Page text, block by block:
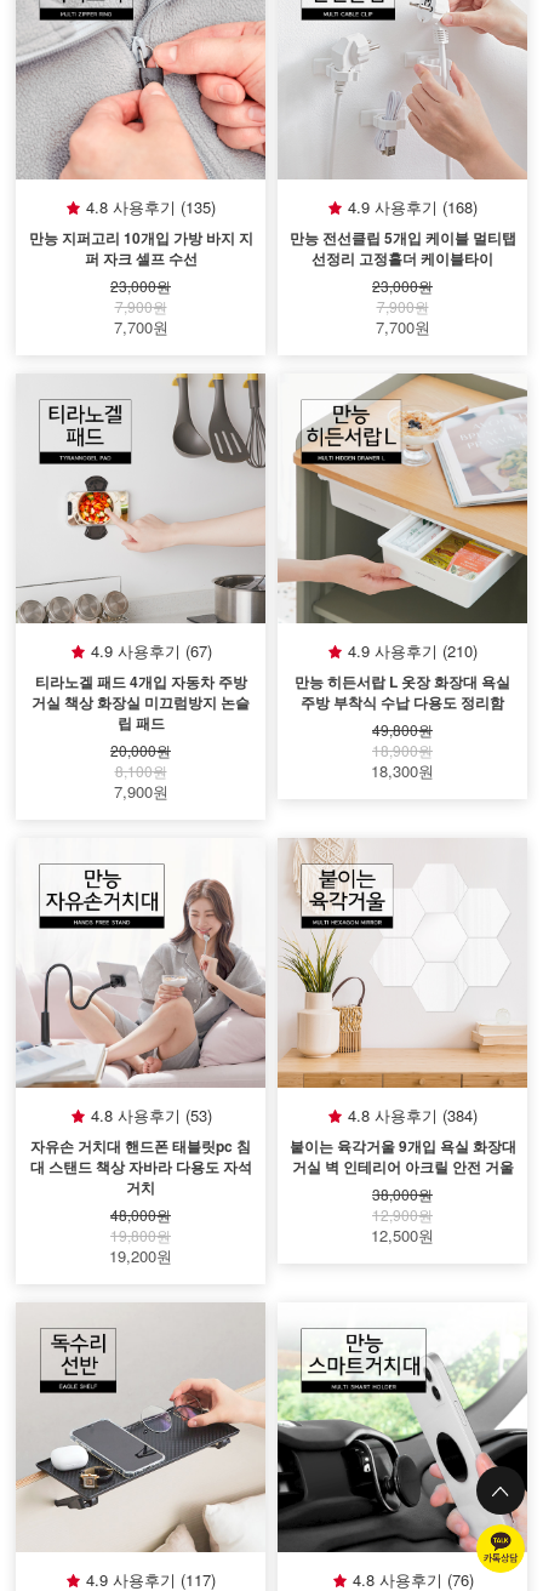
4.8 사용후기 (135)
만능 지퍼고리 10개입 가방 바지 지
퍼 자크 셀프 수선
23,000원
7,900원
7,700원
4.9 사용후기 (168)
만능 전선클립 5개입 케이블 멀티탭
선정리 고정홀더 케이블타이
23,000원
7,900원
7,700원
4.9 사용후기 (67)
티라노겔 패드 4개입 자동차 주방
거실 책상 화장실 미끄럼방지 논슬
립 패드
20,000원
8,100원
7,900원
4.9 사용후기 (210)
만능 히든서랍 L 옷장 화장대 욕실
주방 부착식 수납 다용도 정리함
49,800원
18,900원
18,300원
4.8 사용후기 (53)
자유손 거치대 핸드폰 태블릿pc 침
대 스탠드 책상 자바라 다용도 자석
거치
48,000원
19,800원
19,200원
4.8 사용후기 (384)
붙이는 육각거울 9개입 욕실 화장대
거실 벽 인테리어 아크릴 안전 거울
38,000원
12,900원
12,500원
4.9 사용후기 (117) 4.8 사용후기 (76)